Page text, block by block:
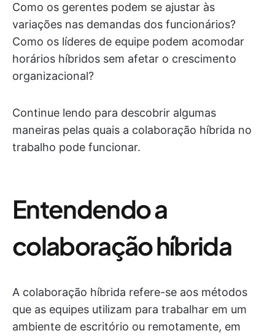
Como os gerentes podem se ajustar às
variações nas demandas dos funcionários?
Como os líderes de equipe podem acomodar
horários híbridos sem afetar o crescimento
organizacional?
Continue lendo para descobrir algumas
maneiras pelas quais a colaboração híbrida no
trabalho pode funcionar.
Entendendo a
colaboração híbrida
A colaboração híbrida refere-se aos métodos
que as equipes utilizam para trabalhar em um
ambiente de escritório ou remotamente, em